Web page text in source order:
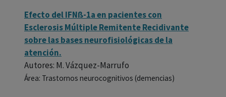
Efecto del IFNß-1a en pacientes con
Esclerosis Múltiple Remitente Recidivante
sobre las bases neurofisiológicas de la
atención.
Autores: M. Vázquez-Marrufo
Área: Trastornos neurocognitivos (demencias)